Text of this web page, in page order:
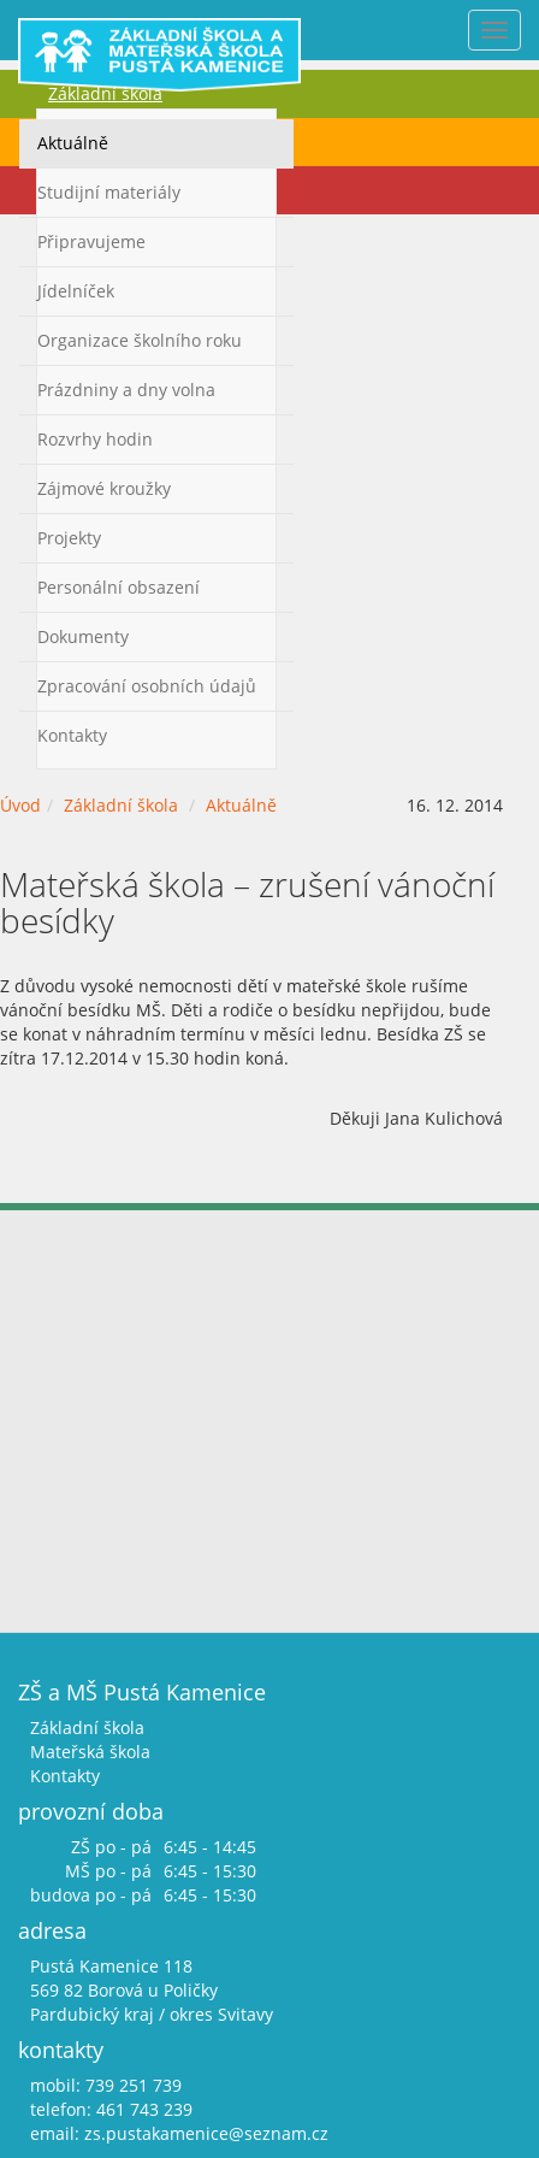
Základní škola
Mateřská škola
Kontakty
Aktuálně
Studijní materiály
Připravujeme
Jídelníček
Organizace školního roku
Prázdniny a dny volna
Rozvrhy hodin
Zájmové kroužky
Projekty
Personální obsazení
Dokumenty
Zpracování osobních údajů
Kontakty
Úvod Základní škola Aktuálně 16. 12. 2014
Mateřská škola – zrušení vánoční
besídky
Z důvodu vysoké nemocnosti dětí v mateřské škole rušíme
vánoční besídku MŠ. Děti a rodiče o besídku nepřijdou, bude
se konat v náhradním termínu v měsíci lednu. Besídka ZŠ se
zítra 17.12.2014 v 15.30 hodin koná.
Děkuji Jana Kulichová
ZŠ a MŠ Pustá Kamenice
Základní škola
Mateřská škola
Kontakty
provozní doba
ZŠ po - pá 6:45 - 14:45
MŠ po - pá 6:45 - 15:30
budova po - pá 6:45 - 15:30
adresa
Pustá Kamenice 118
569 82 Borová u Poličky
Pardubický kraj / okres Svitavy
kontakty
mobil: 739 251 739
telefon: 461 743 239
email: zs.pustakamenice@seznam.cz